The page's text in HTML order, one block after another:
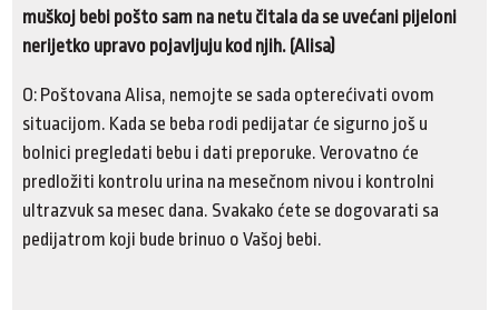
muškoj bebi pošto sam na netu čitala da se uvećani pijeloni
nerijetko upravo pojavljuju kod njih. (Alisa)
O: Poštovana Alisa, nemojte se sada opterećivati ovom
situacijom. Kada se beba rodi pedijatar će sigurno još u
bolnici pregledati bebu i dati preporuke. Verovatno će
predložiti kontrolu urina na mesečnom nivou i kontrolni
ultrazvuk sa mesec dana. Svakako ćete se dogovarati sa
pedijatrom koji bude brinuo o Vašoj bebi.